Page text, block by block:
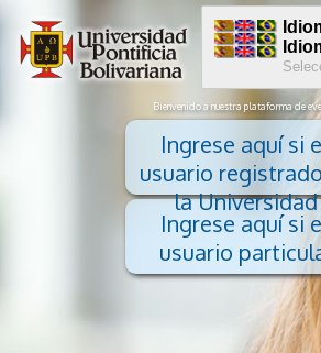
Bienvenido a nuestra plataforma de
Ingrese aquí si
usuario
la Universidad
Ingrese aquí si
usuario